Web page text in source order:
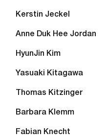
Kerstin Jeckel
Anne Duk Hee Jordan
HyunJin Kim
Yasuaki Kitagawa
Thomas Kitzinger
Barbara Klemm
Fabian Knecht